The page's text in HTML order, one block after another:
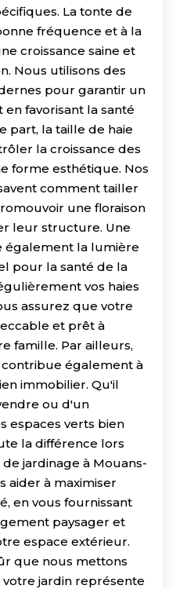
La tonte de
fréquence et à la
croissance saine et
Nous utilisons des
pour garantir un
favorisant la santé
part, la taille de haie
la croissance des
forme esthétique. Nos
comment tailler
une floraison
leur structure. Une
également la lumière
pour la santé de la
vos haies
assurez que votre
et prêt à
famille. Par ailleurs,
également à
immobilier. Qu'il
ou d'un
espaces verts bien
la différence lors
jardinage à Mouans-
aider à maximiser
en vous fournissant
paysager et
espace extérieur.
que nous mettons
jardin représente